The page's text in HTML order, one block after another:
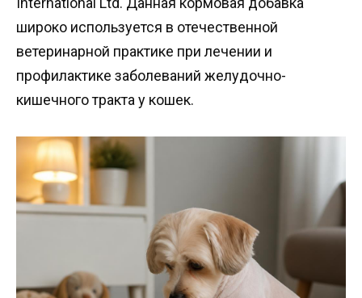
широко используется в отечественной
ветеринарной практике при лечении и
профилактике заболеваний желудочно-
кишечного тракта у кошек.